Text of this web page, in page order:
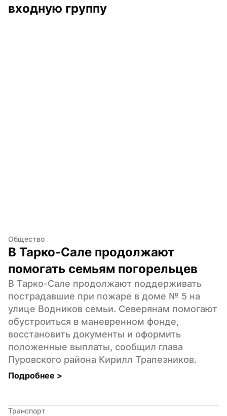
входную группу
Общество
В Тарко-Сале продолжают
помогать семьям погорельцев
В Тарко-Сале продолжают поддерживать
пострадавшие при пожаре в доме № 5 на
улице Водников семьи. Северянам помогают
обустроиться в маневренном фонде,
восстановить документы и оформить
положенные выплаты, сообщил глава
Пуровского района Кирилл Трапезников.
Подробнее >
Транспорт